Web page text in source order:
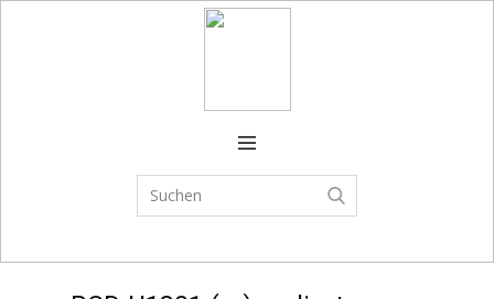
Spielplan
Trainingszeiten
Spielbetrieb